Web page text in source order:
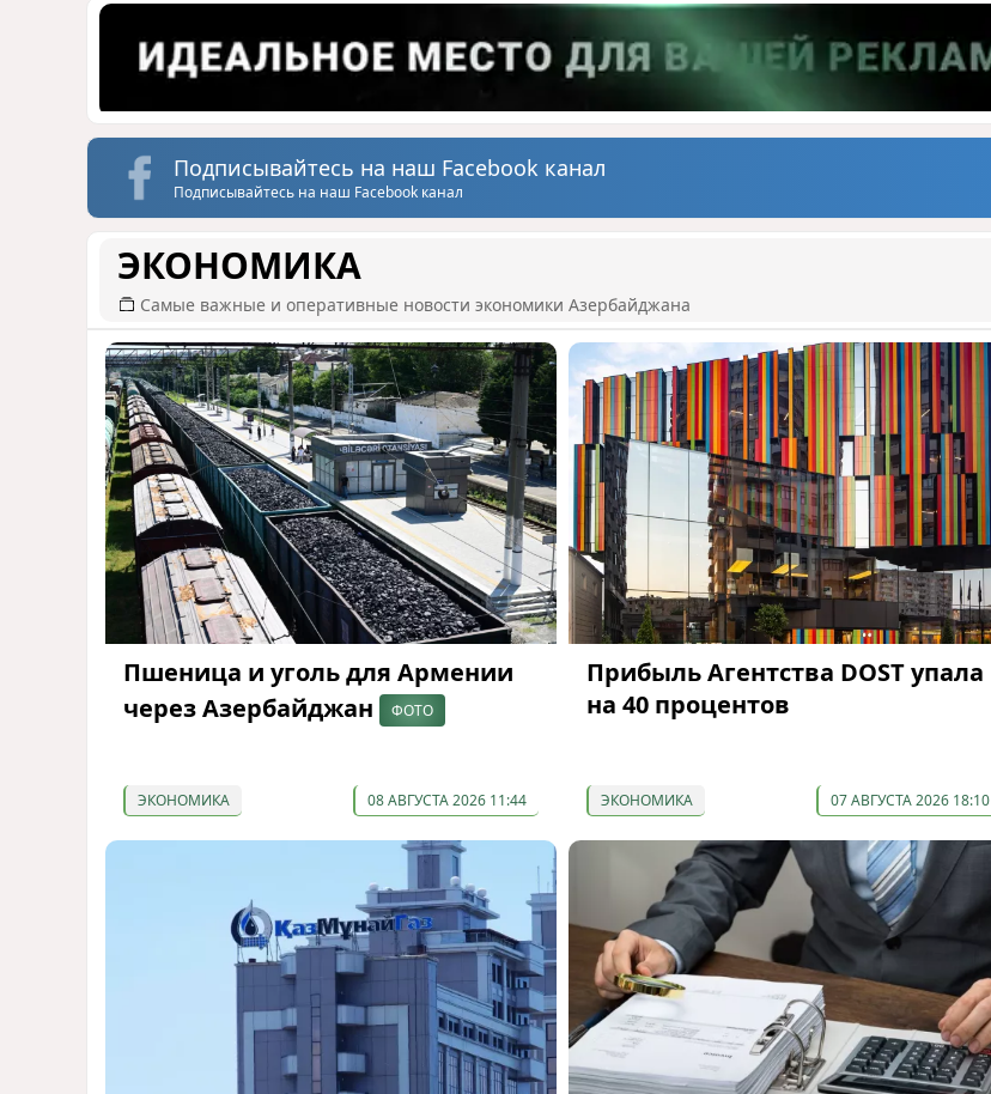
Подписывайтесь на наш Facebook канал
Подписывайтесь на наш Facebook канал
ЭКОНОМИКА
Самые важные и оперативные новости экономики Азербайджана
Пшеница и уголь для Армении
через Азербайджан
ФОТО
ЭКОНОМИКА 08 АВГУСТА 2026 11:44
Прибыль Агентства DOST упала
на 40 процентов
ЭКОНОМИКА 07 АВГУСТА 2026 18:10